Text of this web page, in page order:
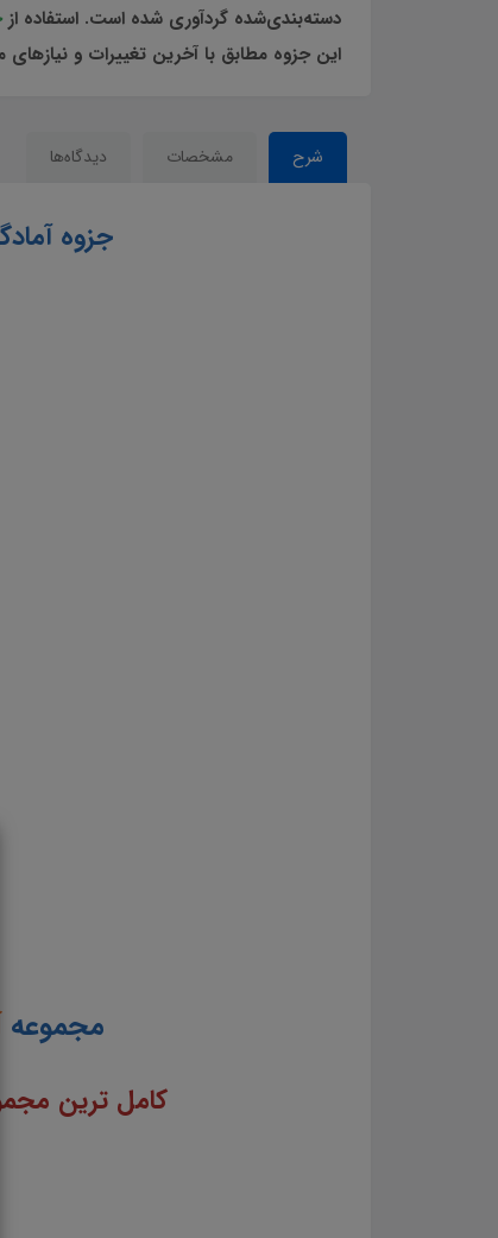
دسته‌بندی‌شده گردآوری شده است. استفاده از
این جزوه مطابق با آخرین تغییرات و
شرح مشخصات دیدگاه‌ها
جزوه
مجموعه
کامل ترین